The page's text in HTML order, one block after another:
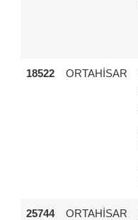
18522 ORTAHİSAR
25744 ORTAHİSAR